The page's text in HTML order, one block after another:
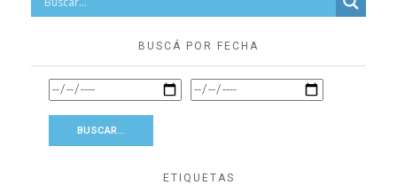
BUSCÁ POR FECHA
ETIQUETAS